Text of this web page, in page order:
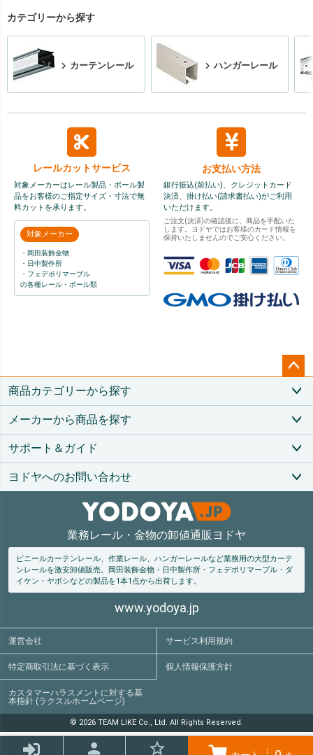
カテゴリーから探す
カーテンレール ハンガーレール
レールカットサービス
対象メーカーはレール製品・ポール製
品をお客様のご指定サイズ・寸法で無
料カットを承ります。
対象メーカー
・岡田装飾金物
・日中製作所
・フェデポリマーブル
の各種レール・ポール類
お支払い方法
銀行振込(前払い)、クレジットカード
決済、掛け払い(請求書払い)がご利用
いただけます。
ご注文(決済)の確認後に、商品を手配いた
します。ヨドヤではお客様のカード情報を
保持いたしませんのでご安心ください。
ペー
ップ
商品カテゴリーから探す
メーカーから商品を探す
サポート＆ガイド
ヨドヤへのお問い合わせ
業務レール・金物の卸値通販ヨドヤ
ビニールカーテンレール、作業レール、ハンガーレールなど業務用の大型カーテ
ンレールを激安卸値販売。
岡田装飾金物・日中製作所・フェデポリマーブル・ダ
イケン・ヤボシなどの製品を1本1点から出荷します。
www.yodoya.jp
運営会社 サービス利用規約
特定商取引法に基づく表示 個人情報保護方針
カスタマーハラスメントに対する基
本指針 (ラクスルホームページ)
© 2026 TEAM LIKE Co., Ltd. All Rights Reserved.